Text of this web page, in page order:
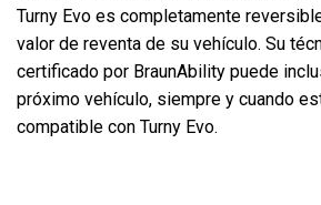
Turny Evo es completamente
valor de reventa de su vehículo. Su
certificado por BraunAbility puede
próximo vehículo, siempre y cuando
compatible con Turny Evo.